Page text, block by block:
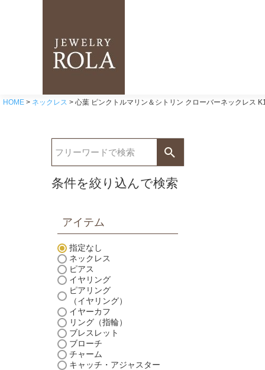
HOME ネックレス 心葉 ピンクトルマリン＆シトリン クローバーネックレス
条件を絞り込んで検索
アイテム
指定なし
ネックレス
ピアス
イヤリング
ピアリング
（イヤリング）
イヤーカフ
リング（指輪）
ブレスレット
ブローチ
チャーム
キャッチ・アジャスター